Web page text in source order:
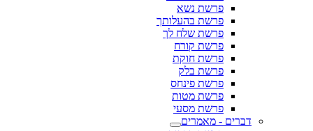
פרשת נשא
פרשת בהעלותך
פרשת שלח לך
פרשת קורח
פרשת חוקת
פרשת בלק
פרשת פינחס
פרשת מטות
פרשת מסעי
דברים - מאמרים